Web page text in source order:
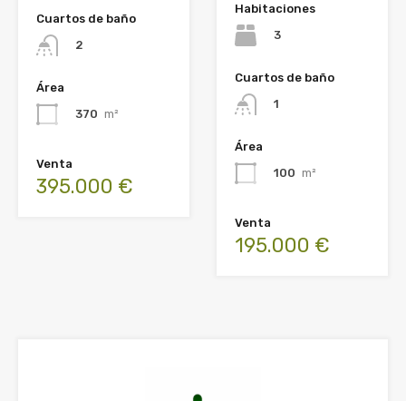
Cuartos de baño
2
Área
370 m²
Venta
395.000 €
Habitaciones
3
Cuartos de baño
1
Área
100 m²
Venta
195.000 €